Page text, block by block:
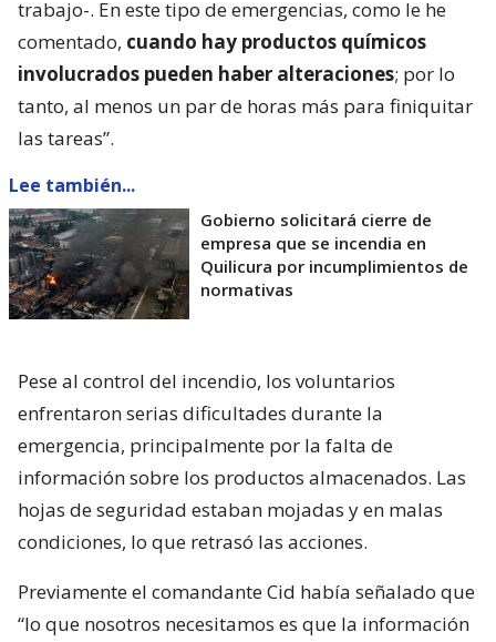
trabajo-. En este tipo de emergencias, como le he
comentado, cuando hay productos químicos
involucrados pueden haber alteraciones; por lo
tanto, al menos un par de horas más para finiquitar
las tareas”.
Lee también...
Gobierno solicitará cierre de
empresa que se incendia en
Quilicura por incumplimientos de
normativas
Pese al control del incendio, los voluntarios
enfrentaron serias dificultades durante la
emergencia, principalmente por la falta de
información sobre los productos almacenados. Las
hojas de seguridad estaban mojadas y en malas
condiciones, lo que retrasó las acciones.
Previamente el comandante Cid había señalado que
“lo que nosotros necesitamos es que la información